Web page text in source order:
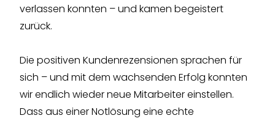
verlassen konnten – und kamen begeistert
zurück.
Die positiven Kundenrezensionen sprachen für
sich – und mit dem wachsenden Erfolg konnten
wir endlich wieder neue Mitarbeiter einstellen.
Dass aus einer Notlösung eine echte